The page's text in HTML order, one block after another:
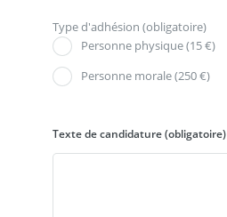
Type d'adhésion (obligatoire)
Personne physique (15 €)
Personne morale (250 €)
Texte de candidature(obligatoire)